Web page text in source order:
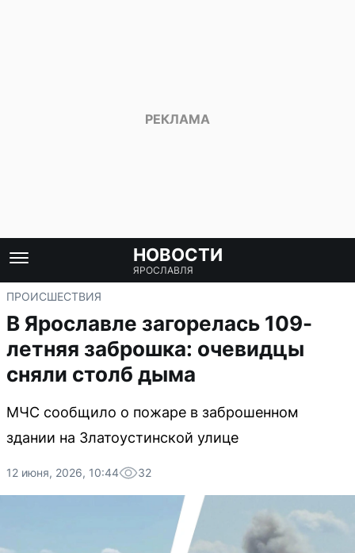
НОВОСТИ
ЯРОСЛАВЛЯ
ПРОИСШЕСТВИЯ
В Ярославле загорелась 109-
летняя заброшка: очевидцы
сняли столб дыма
МЧС сообщило о пожаре в заброшенном
здании на Златоустинской улице
12 июня, 2026, 10:44 32